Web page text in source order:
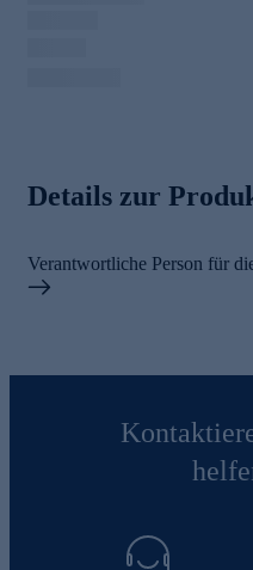
Details zur
Verantwortliche Person für